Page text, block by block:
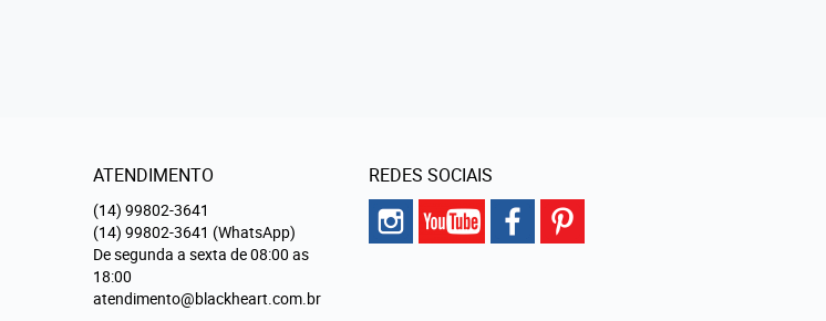
ATENDIMENTO
(14) 99802-3641
(14) 99802-3641 (WhatsApp)
De segunda a sexta de 08:00 as
18:00
atendimento@blackheart.com.br
REDES SOCIAIS